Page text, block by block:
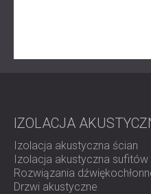
IZOLACJA
Izolacja akustyczna ścian
Izolacja akustyczna sufitów
Rozwiązania
Drzwi akustyczne